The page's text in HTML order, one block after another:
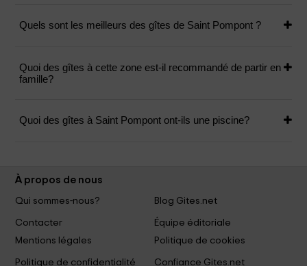
Quels sont les meilleurs des gîtes de Saint Pompont ?
Quoi des gîtes à cette zone est-il recommandé de partir en
famille?
Quoi des gîtes à Saint Pompont ont-ils une piscine?
À propos de nous
Qui sommes-nous?
Blog Gites.net
Contacter
Équipe éditoriale
Mentions légales
Politique de cookies
Politique de confidentialité Confiance Gites.net